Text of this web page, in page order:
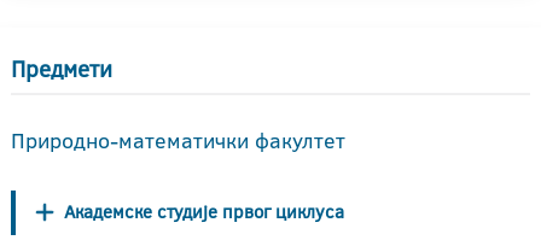
Предмети
Природно-математички факултет
Академске студије првог циклуса